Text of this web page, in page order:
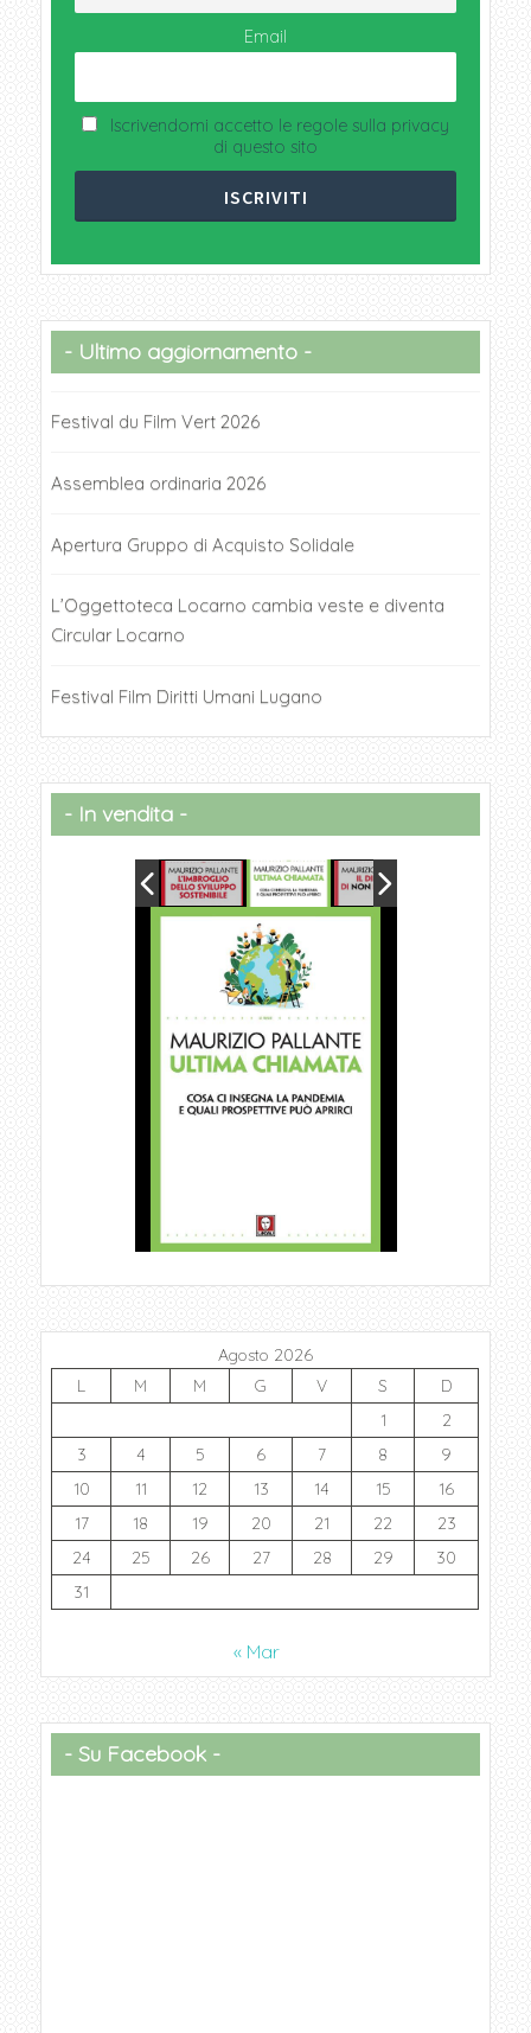
Email
Iscrivendomi accetto le regole sulla privacy
di questo sito
Ultimo aggiornamento
Festival du Film Vert 2026
Assemblea ordinaria 2026
Apertura Gruppo di Acquisto Solidale
L’Oggettoteca Locarno cambia veste e diventa
Circular Locarno
Festival Film Diritti Umani Lugano
In vendita
Agosto 2026
L
M M G V S
D
1
2
3
4 5 6 7 8
9
10
11 12 13 14 15
16
17
18 19 20 21 22
23
24
25 26 27 28 29
30
31
« Mar
Su Facebook